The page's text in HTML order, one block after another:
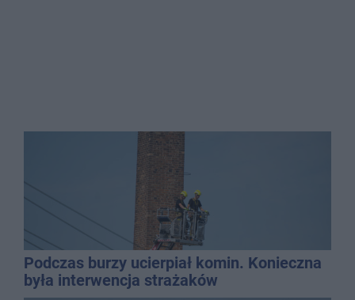
Podczas burzy ucierpiał komin. Konieczna
była interwencja strażaków